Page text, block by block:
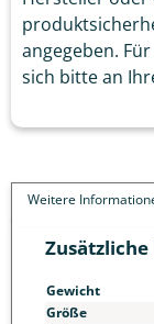
angegeben.
sich bitte an
Weitere
Gewicht
Größe